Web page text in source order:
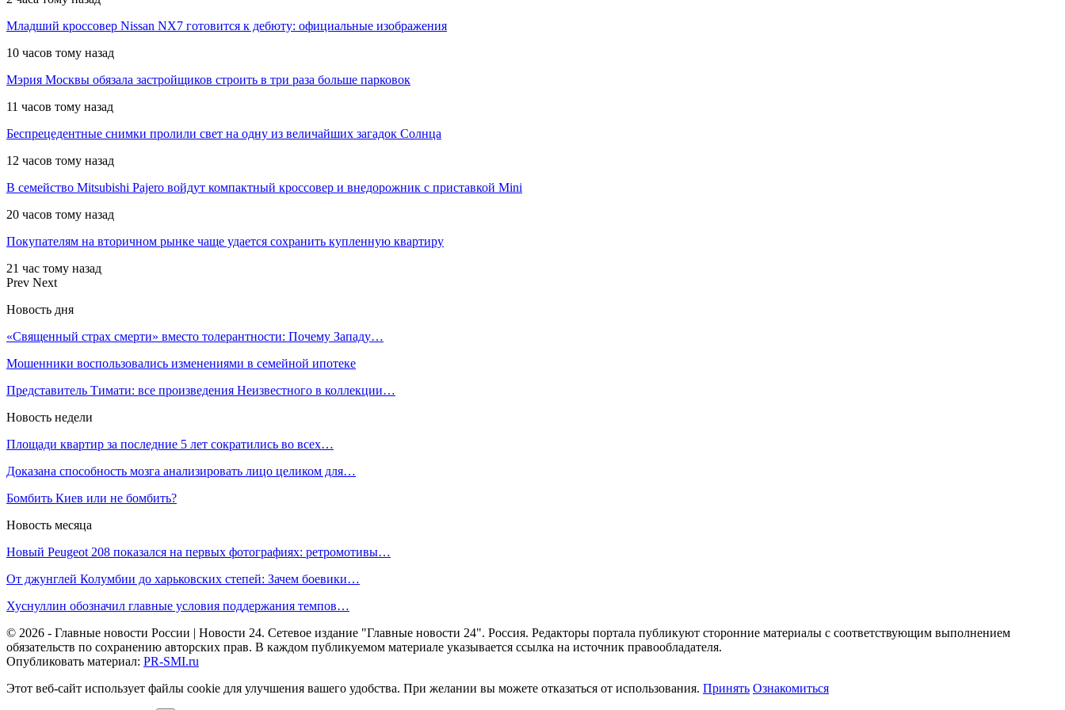
Младший кроссовер Nissan NX7 готовится к дебюту: официальные изображения
10 часов тому назад
Мэрия Москвы обязала застройщиков строить в три раза больше парковок
11 часов тому назад
Беспрецедентные снимки пролили свет на одну из величайших загадок Солнца
12 часов тому назад
В семейство Mitsubishi Pajero войдут компактный кроссовер и внедорожник с приставкой Mini
20 часов тому назад
Покупателям на вторичном рынке чаще удается сохранить купленную квартиру
21 час тому назад
Prev Next
Новость дня
«Священный страх смерти» вместо толерантности: Почему Западу…
Мошенники воспользовались изменениями в семейной ипотеке
Представитель Тимати: все произведения Неизвестного в коллекции…
Новость недели
Площади квартир за последние 5 лет сократились во всех…
Доказана способность мозга анализировать лицо целиком для…
Бомбить Киев или не бомбить?
Новость месяца
Новый Peugeot 208 показался на первых фотографиях: ретромотивы…
От джунглей Колумбии до харьковских степей: Зачем боевики…
Хуснуллин обозначил главные условия поддержания темпов…
© 2026 - Главные новости России | Новости 24. Сетевое издание "Главные новости 24". Россия. Редакторы портала публикуют сторонние материалы с соответствующим выполнением
обязательств по сохранению авторских прав. В каждом публикуемом материале указывается ссылка на источник правообладателя.
Опубликовать материал: PR-SMI.ru
Этот веб-сайт использует файлы cookie для улучшения вашего удобства. При желании вы можете отказаться от использования. Принять Ознакомиться